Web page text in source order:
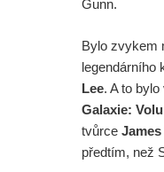
Gunn.
Bylo zvykem
legendárního
Lee. A to
Galaxie:
tvůrce
předtím, než